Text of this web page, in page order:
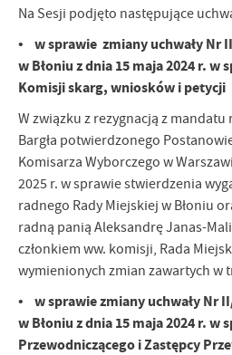
Na Sesji podjęto następujące
• w sprawie zmiany uchwały Nr
w Błoniu z dnia 15 maja 2024 r. w
Komisji skarg, wniosków i petycji
W związku z rezygnacją z
Bargła potwierdzonego
Komisarza Wyborczego w
2025 r. w sprawie stwierdzenia
radnego Rady Miejskiej w Błoniu
radną panią Aleksandrę Janas-
członkiem ww. komisji, Rada
wymienionych zmian zawartych w
• w sprawie zmiany uchwały Nr
w Błoniu z dnia 15 maja 2024 r. w
Przewodniczącego i Zastępcy
firm będących naszymi partnerami oraz
treści w postaci wiadomości, ofert,
społecznościowych.